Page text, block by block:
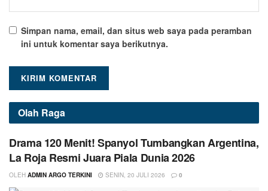
Simpan nama, email, dan situs web saya pada peramban
ini untuk komentar saya berikutnya.
Olah Raga
Drama 120 Menit! Spanyol Tumbangkan Argentina,
La Roja Resmi Juara Piala Dunia 2026
OLEH ADMIN ARGO TERKINI SENIN, 20 JULI 2026 0